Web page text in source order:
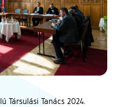
Társulási Tanács 2024.